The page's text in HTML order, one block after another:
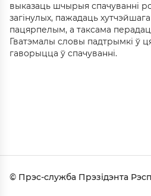
выказаць шчырыя спачуванні
загінулых, пажадаць
пацярпелым, а таксама
Гватэмалы словы падтрымкі ў
гаворыцца ў спачуванні.
© Прэс-служба Прэзідэнта